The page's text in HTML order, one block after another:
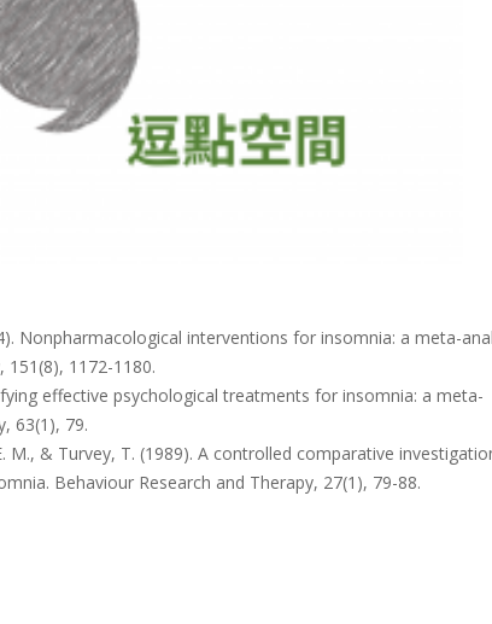
Nonpharmacological interventions for insomnia: a meta-
1172-1180.
effective psychological treatments for insomnia: a meta-
63(1), 79.
M., & Turvey, T. (1989). A controlled comparative
Behaviour Research and Therapy, 27(1), 79-88.